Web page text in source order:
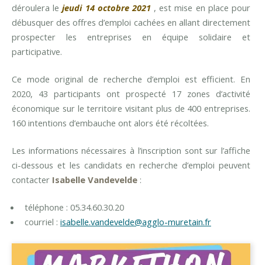
déroulera lejeudi 14 octobre 2021 , est mise en place pour
débusquer des offres d’emploi cachées en allant directement
prospecter les entreprises en équipe solidaire et
participative.
Ce mode original de recherche d’emploi est efficient. En
2020, 43 participants ont prospecté 17 zones d’activité
économique sur le territoire visitant plus de 400 entreprises.
160 intentions d’embauche ont alors été récoltées.
Les informations nécessaires à l’inscription sont sur l’affiche
ci-dessous et les candidats en recherche d’emploi peuvent
contacter Isabelle Vandevelde :
téléphone : 05.34.60.30.20
courriel : isabelle.vandevelde@agglo-muretain.fr